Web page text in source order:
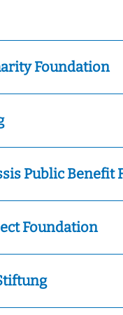
Foundation
Public Benefit
Foundation